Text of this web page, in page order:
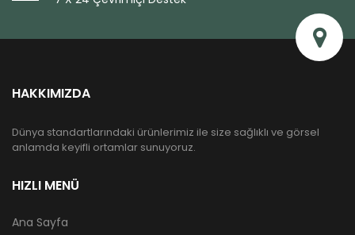
HAKKIMIZDA
Dünya standartlarındaki ürünlerimiz ile size sağlıklı ve görsel
anlamda keyifli ortamlar sunuyoruz.
HIZLI MENÜ
Ana Sayfa